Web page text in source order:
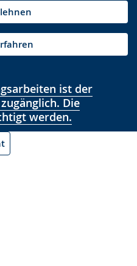
ist der
Die
werden.